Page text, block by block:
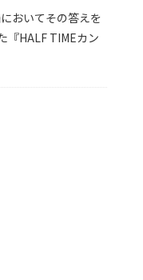
おいてその答えを
『HALF TIMEカン